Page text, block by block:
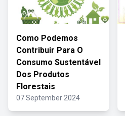
Como Podemos
Contribuir Para O
Consumo Sustentável
Dos Produtos
Florestais
07 September 2024